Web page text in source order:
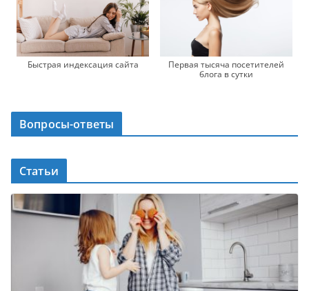
Быстрая индексация сайта
Первая тысяча посетителей
блога в сутки
Вопросы-ответы
Статьи